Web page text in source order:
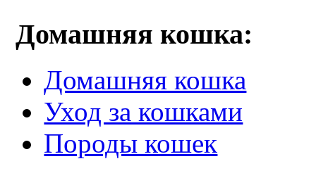
Домашняя кошка:
Домашняя кошка
Уход за кошками
Породы кошек